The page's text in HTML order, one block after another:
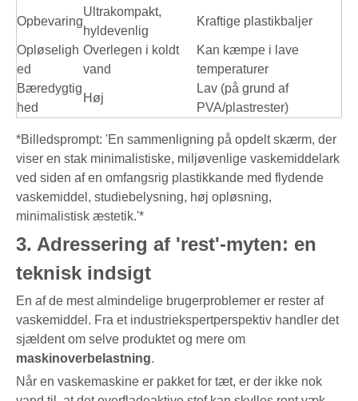
Opbevaring
Ultrakompakt,
hyldevenlig
Kraftige plastikbaljer
Opløseligh
ed
Overlegen i koldt
vand
Kan kæmpe i lave
temperaturer
Bæredygtig
hed
Høj
Lav (på grund af
PVA/plastrester)
*Billedsprompt: 'En sammenligning på opdelt skærm, der
viser en stak minimalistiske, miljøvenlige vaskemiddelark
ved siden af ​​en omfangsrig plastikkande med flydende
vaskemiddel, studiebelysning, høj opløsning,
minimalistisk æstetik.'*
3. Adressering af 'rest'-myten: en
teknisk indsigt
En af de mest almindelige brugerproblemer er rester af
vaskemiddel. Fra et industriekspertperspektiv handler det
sjældent om selve produktet og mere om
maskinoverbelastning.
Når en vaskemaskine er pakket for tæt, er der ikke nok